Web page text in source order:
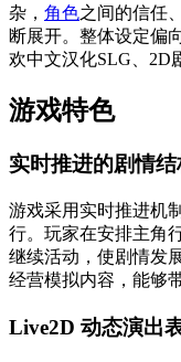
杂， 角色之间的信任
断展开。整体设定偏
欢中文汉化SLG、2D
游戏特色
实时推进的剧情结
游戏采用实时推进机
行。玩家在安排主角
继续活动，使剧情发
经营模拟内容，能够
Live2D 动态演出